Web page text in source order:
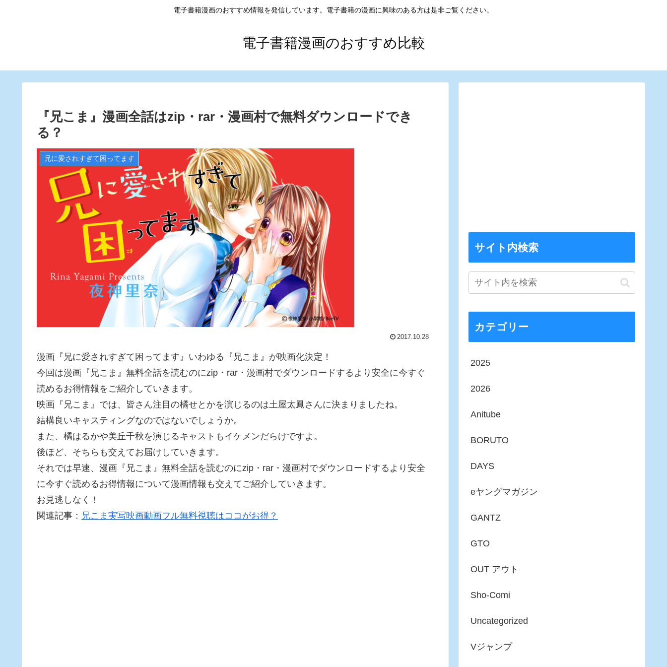
電子書籍漫画のおすすめ情報を発信しています。電子書籍の漫画に興味のある方は是非ご覧ください。
電子書籍漫画のおすすめ比較
『兄こま』漫画全話はzip・rar・漫画村で無料ダウンロードでき
る？
兄に愛されすぎて困ってます
2017.10.28
漫画『兄に愛されすぎて困ってます』いわゆる『兄こま』が映画化決定！
今回は漫画『兄こま』無料全話を読むのにzip・rar・漫画村でダウンロードするより安全に今すぐ
読めるお得情報をご紹介していきます。
映画『兄こま』では、皆さん注目の橘せとかを演じるのは土屋太鳳さんに決まりましたね。
結構良いキャスティングなのではないでしょうか。
また、橘はるかや美丘千秋を演じるキャストもイケメンだらけですよ。
後ほど、そちらも交えてお届けしていきます。
それでは早速、漫画『兄こま』無料全話を読むのにzip・rar・漫画村でダウンロードするより安全
に今すぐ読めるお得情報について漫画情報も交えてご紹介していきます。
お見逃しなく！
関連記事： 兄こま実写映画動画フル無料視聴はココがお得？
サイト内検索
カテゴリー
2025
2026
Anitube
BORUTO
DAYS
eヤングマガジン
GANTZ
GTO
OUT アウト
Sho-Comi
Uncategorized
Vジャンプ